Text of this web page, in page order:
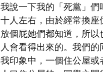
我說一下我的「死黨」
十人左右，由於經常換
放個屁她們都知道，所
人會看得出來的。我們
我印象中，一個住公屋